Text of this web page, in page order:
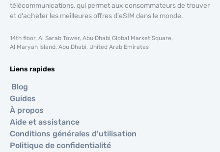
télécommunications, qui permet aux consommateurs de trouver
et d'acheter les meilleures offres d'eSIM dans le monde.
14th floor, Al Sarab Tower, Abu Dhabi Global Market Square,
Al Maryah Island, Abu Dhabi, United Arab Emirates
Liens rapides
Blog
Guides
À propos
Aide et assistance
Conditions générales d'utilisation
Politique de confidentialité